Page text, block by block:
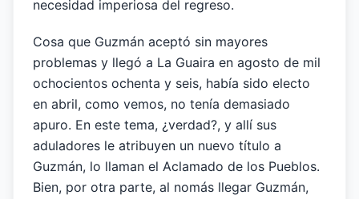
necesidad imperiosa del regreso.
Cosa que Guzmán aceptó sin mayores
problemas y llegó a La Guaira en agosto de mil
ochocientos ochenta y seis, había sido electo
en abril, como vemos, no tenía demasiado
apuro. En este tema, ¿verdad?, y allí sus
aduladores le atribuyen un nuevo título a
Guzmán, lo llaman el Aclamado de los Pueblos.
Bien, por otra parte, al nomás llegar Guzmán,